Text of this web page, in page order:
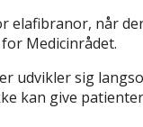
elafibranor, når
Medicinrådet.
udvikler sig
kan give